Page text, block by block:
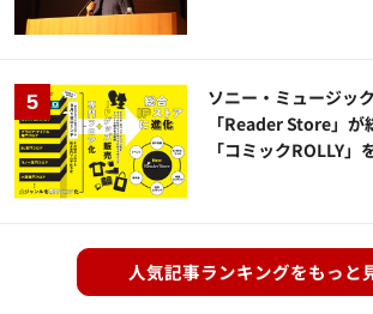
ソニー・ミュージッ
「Reader Store」が
「コミックROLLY
人気記事ランキングをもっと